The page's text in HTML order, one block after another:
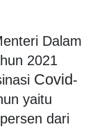
Dalam
2021
Covid-
yaitu
dari